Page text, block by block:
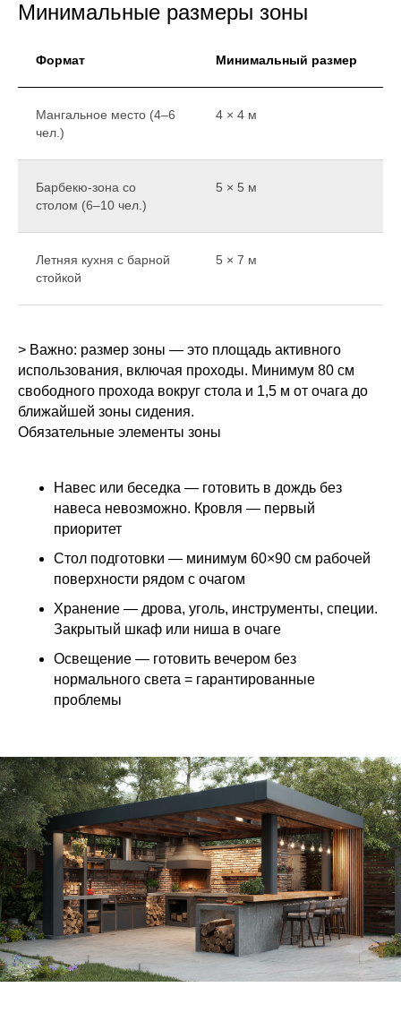
Минимальные размеры зоны
Формат Минимальный размер
Мангальное место (4–6
чел.)
4 × 4 м
Барбекю-зона со
столом (6–10 чел.)
5 × 5 м
Летняя кухня с барной
стойкой
5 × 7 м
> Важно: размер зоны — это площадь активного
использования, включая проходы. Минимум 80 см
свободного прохода вокруг стола и 1,5 м от очага до
ближайшей зоны сидения.
Обязательные элементы зоны
Навес или беседка — готовить в дождь без
навеса невозможно. Кровля — первый
приоритет
Стол подготовки — минимум 60×90 см рабочей
поверхности рядом с очагом
Хранение — дрова, уголь, инструменты, специи.
Закрытый шкаф или ниша в очаге
Освещение — готовить вечером без
нормального света = гарантированные
проблемы